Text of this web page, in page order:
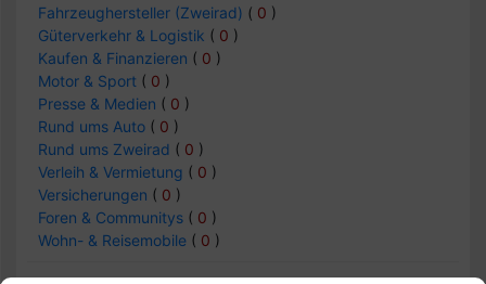
Fahrzeughersteller (Zweirad) ( 0 )
Güterverkehr & Logistik ( 0 )
Kaufen & Finanzieren ( 0 )
Motor & Sport ( 0 )
Presse & Medien ( 0 )
Rund ums Auto ( 0 )
Rund ums Zweirad ( 0 )
Verleih & Vermietung ( 0 )
Versicherungen ( 0 )
Foren & Communitys ( 0 )
Wohn- & Reisemobile ( 0 )